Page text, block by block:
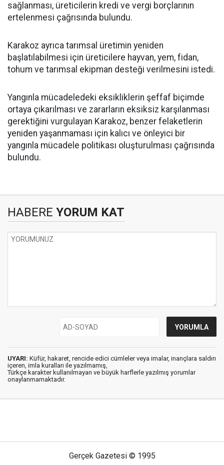
sağlanması, üreticilerin kredi ve vergi borçlarının
ertelenmesi çağrısında bulundu.
Karakoz ayrıca tarımsal üretimin yeniden
başlatılabilmesi için üreticilere hayvan, yem, fidan,
tohum ve tarımsal ekipman desteği verilmesini istedi.
Yangınla mücadeledeki eksikliklerin şeffaf biçimde
ortaya çıkarılması ve zararların eksiksiz karşılanması
gerektiğini vurgulayan Karakoz, benzer felaketlerin
yeniden yaşanmaması için kalıcı ve önleyici bir
yangınla mücadele politikası oluşturulması çağrısında
bulundu.
HABERE YORUM KAT
UYARI: Küfür, hakaret, rencide edici cümleler veya imalar, inançlara saldırı
içeren, imla kuralları ile yazılmamış,
Türkçe karakter kullanılmayan ve büyük harflerle yazılmış yorumlar
onaylanmamaktadır.
Gerçek Gazetesi © 1995